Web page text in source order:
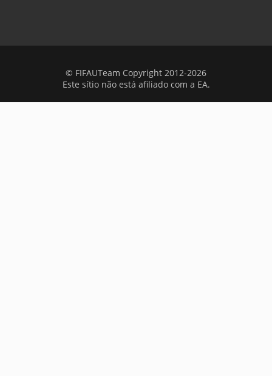
© FIFAUTeam Copyright 2012-2026
Este sítio não está afiliado com a EA.